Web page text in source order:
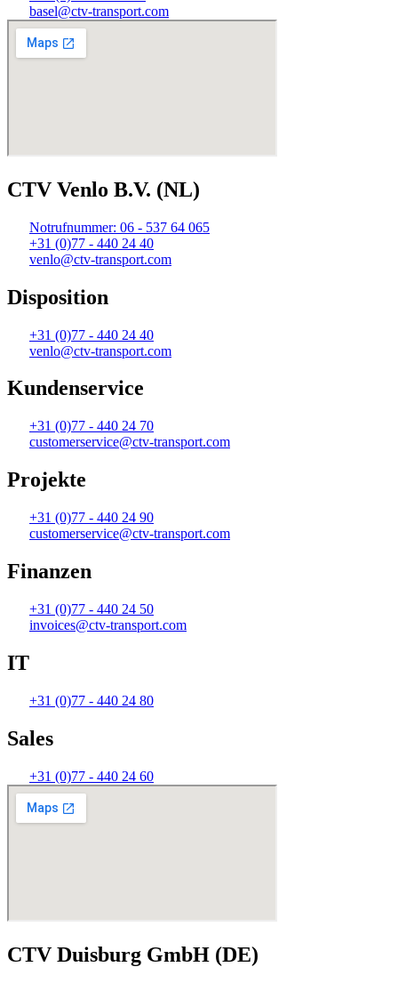
basel@ctv-transport.com
CTV Venlo B.V. (NL)
Notrufnummer: 06 - 537 64 065
+31 (0)77 - 440 24 40
venlo@ctv-transport.com
Disposition
+31 (0)77 - 440 24 40
venlo@ctv-transport.com
Kundenservice
+31 (0)77 - 440 24 70
customerservice@ctv-transport.com
Projekte
+31 (0)77 - 440 24 90
customerservice@ctv-transport.com
Finanzen
+31 (0)77 - 440 24 50
invoices@ctv-transport.com
IT
+31 (0)77 - 440 24 80
Sales
+31 (0)77 - 440 24 60
CTV Duisburg GmbH (DE)